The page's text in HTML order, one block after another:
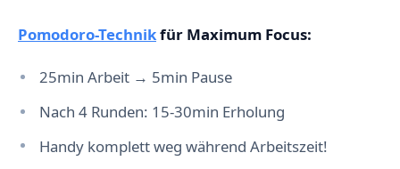
Pomodoro-Technikfür Maximum Focus:
25min Arbeit → 5min Pause
Nach 4 Runden: 15-30min Erholung
Handy komplett weg während Arbeitszeit!